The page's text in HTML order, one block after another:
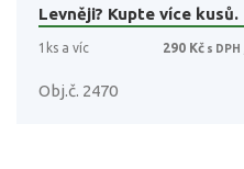
Levněji? Kupte více kusů.
1ks a víc 290 Kč s DPH
Obj.č. 2470